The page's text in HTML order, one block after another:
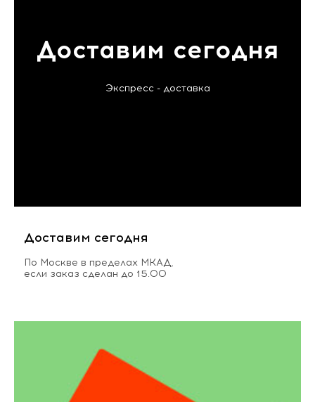
Доставим сегодня
Экспресс - доставка
Доставим сегодня
По Москве в пределах МКАД,
если заказ сделан до 15.00